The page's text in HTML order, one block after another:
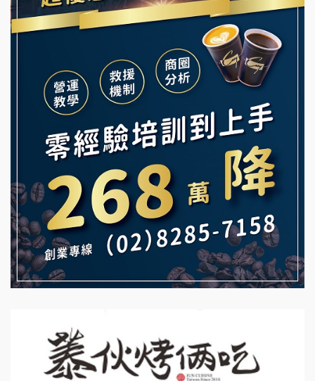
Ramble Café 漫步藍咖啡加盟說明會
微風亭鐵板燒加盟說明會
鮮茶道加盟說明會
【曉妍美妝】誠徵行政櫃檯
自助洗衣店誠徵代洗收送人員(台中市)
MUSHEN徵SPA美容芳療師
日十。早午食加盟說明會
拾鑶火鍋加盟說明會
韓金量加盟說明會
Mr.Wish加盟說明會
白鬍泡泡 BOHO POPO加盟說明會
雞咕雞咕加盟說明會
TEA TOP加盟說明會
珍好味臭臭鍋加盟說明會
藍象廷泰式火鍋加盟說明會
上宇林加盟說明會
莫尼早餐Morni加盟說明會